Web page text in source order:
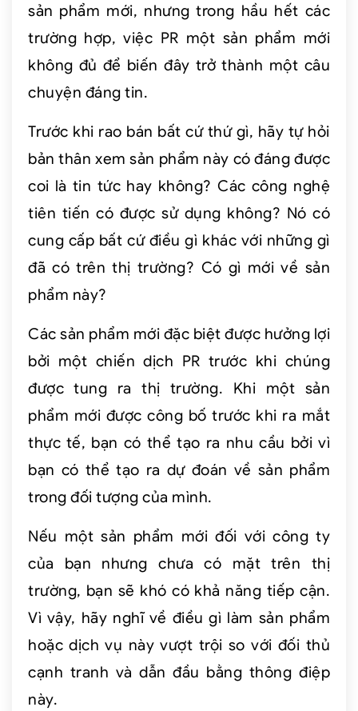
sản phẩm mới, nhưng trong hầu hết các
trường hợp, việc PR một sản phẩm mới
không đủ để biến đây trở thành một câu
chuyện đáng tin.
Trước khi rao bán bất cứ thứ gì, hãy tự hỏi
bản thân xem sản phẩm này có đáng được
coi là tin tức hay không? Các công nghệ
tiên tiến có được sử dụng không? Nó có
cung cấp bất cứ điều gì khác với những gì
đã có trên thị trường? Có gì mới về sản
phẩm này?
Các sản phẩm mới đặc biệt được hưởng lợi
bởi một chiến dịch PR trước khi chúng
được tung ra thị trường. Khi một sản
phẩm mới được công bố trước khi ra mắt
thực tế, bạn có thể tạo ra nhu cầu bởi vì
bạn có thể tạo ra dự đoán về sản phẩm
trong đối tượng của mình.
Nếu một sản phẩm mới đối với công ty
của bạn nhưng chưa có mặt trên thị
trường, bạn sẽ khó có khả năng tiếp cận.
Vì vậy, hãy nghĩ về điều gì làm sản phẩm
hoặc dịch vụ này vượt trội so với đối thủ
cạnh tranh và dẫn đầu bằng thông điệp
này.